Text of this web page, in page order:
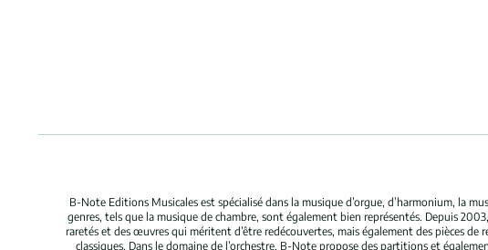
B-Note Editions Musicales est spécialisé dans la musique d’orgue, d’harmonium, la
genres, tels que la musique de chambre, sont également bien représentés. Depuis
raretés et des œuvres qui méritent d’être redécouvertes, mais également des pièces
classiques. Dans le domaine de l’orchestre, B-Note propose des partitions et